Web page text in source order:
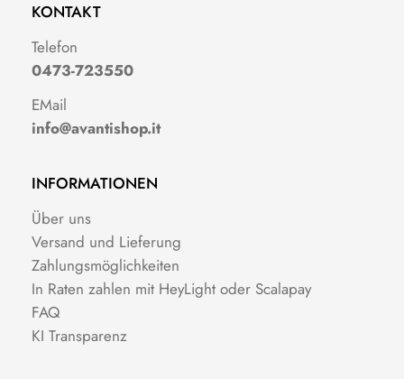
KONTAKT
Telefon
0473-723550
EMail
info@avantishop.it
INFORMATIONEN
Über uns
Versand und Lieferung
Zahlungsmöglichkeiten
In Raten zahlen mit HeyLight oder Scalapay
FAQ
KI Transparenz